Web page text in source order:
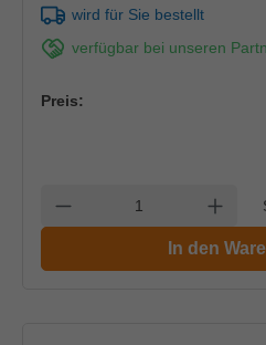
wird für Sie bestellt
verfügbar bei unseren
Preis:
Anzahl verringern Anzahl
In den